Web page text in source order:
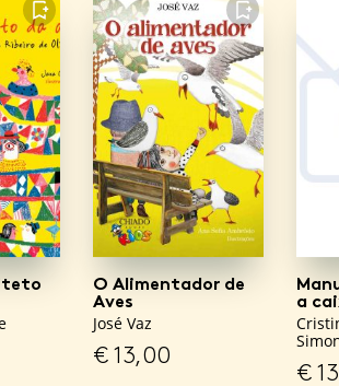
FAVORITO FAVORITO
O Alimentador de
Aves
José Vaz
€13,00
a
€